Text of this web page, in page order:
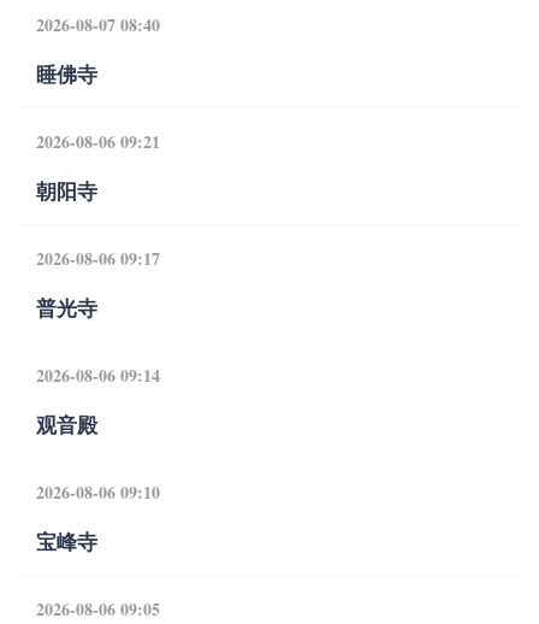
2026-08-07 08:40
睡佛寺
2026-08-06 09:21
朝阳寺
2026-08-06 09:17
普光寺
2026-08-06 09:14
观音殿
2026-08-06 09:10
宝峰寺
2026-08-06 09:05